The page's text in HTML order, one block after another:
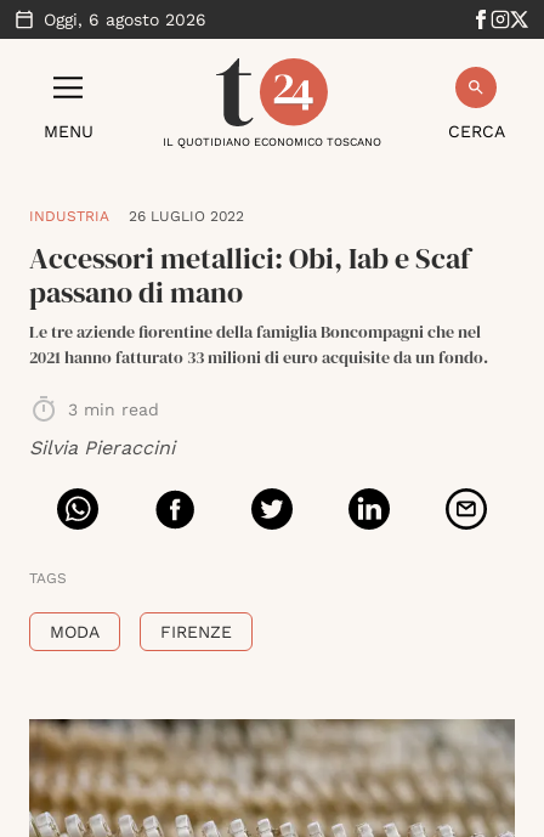
Oggi, 6 agosto 2026
MENU CERCA
IL QUOTIDIANO ECONOMICO TOSCANO
INDUSTRIA 26 LUGLIO 2022
Accessori metallici: Obi, Iab e Scaf
passano di mano
Le tre aziende fiorentine della famiglia Boncompagni che nel
2021 hanno fatturato 33 milioni di euro acquisite da un fondo.
3 min read
Silvia Pieraccini
TAGS
MODA FIRENZE